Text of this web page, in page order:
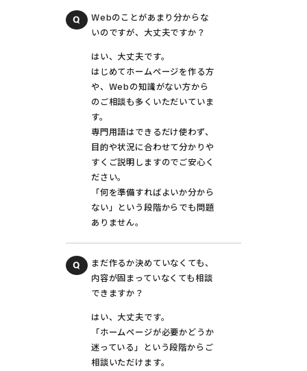
Webのことがあまり分からな
いのですが、大丈夫ですか？
はい、大丈夫です。
はじめてホームページを作る方
や、Webの知識がない方から
のご相談も多くいただいていま
す。
専門用語はできるだけ使わず、
目的や状況に合わせて分かりや
すくご説明しますのでご安心く
ださい。
「何を準備すればよいか分から
ない」という段階からでも問題
ありません。
まだ作るか決めていなくても、
内容が固まっていなくても相談
できますか？
はい、大丈夫です。
「ホームページが必要かどうか
迷っている」という段階からご
相談いただけます。